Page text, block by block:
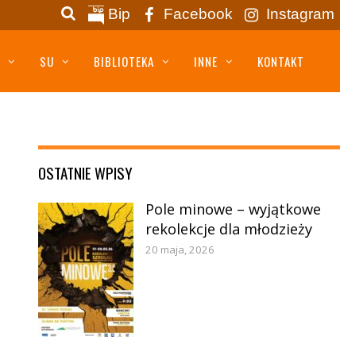
Bip Facebook Instagram
SU BIBLIOTEKA INNE KONTAKT
OSTATNIE WPISY
Pole minowe – wyjątkowe
rekolekcje dla młodzieży
20 maja, 2026